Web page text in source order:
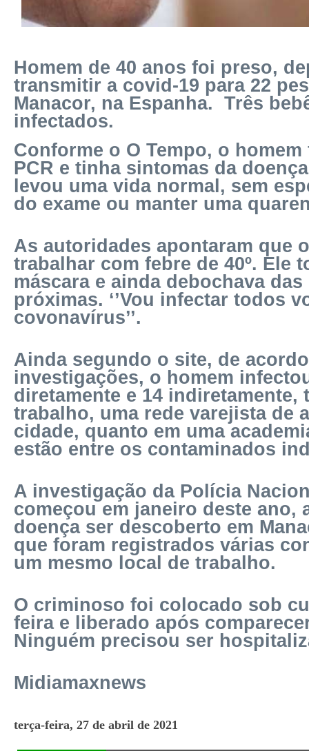
Homem de 40 anos foi preso,
transmitir a covid-19 para 22
Manacor, na Espanha. Três
infectados.
Conforme o O Tempo, o homem
PCR e tinha sintomas da
levou uma vida normal, sem
do exame ou manter uma
As autoridades apontaram que
trabalhar com febre de 40º. Ele
máscara e ainda debochava das
próximas. ‘’Vou infectar todos
covonavírus’’.
Ainda segundo o site, de
investigações, o homem
diretamente e 14 indiretamente,
trabalho, uma rede varejista de
cidade, quanto em uma
estão entre os contaminados
A investigação da Polícia
começou em janeiro deste ano,
doença ser descoberto em
que foram registrados várias
um mesmo local de trabalho.
O criminoso foi colocado sob
feira e liberado após
Ninguém precisou ser
Midiamaxnews
terça-feira, 27 de abril de 2021